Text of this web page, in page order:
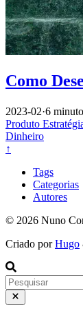
Como
2023-02·6
Produto
Dinheiro
↑
Tags
Categorias
Autores
© 2026 Nuno
Criado porHugo